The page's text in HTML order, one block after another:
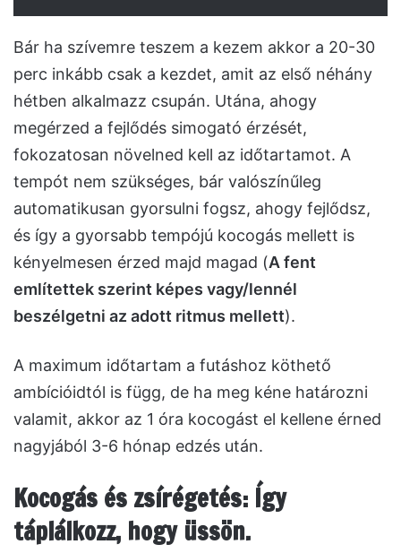
Bár ha szívemre teszem a kezem akkor a 20-30
perc inkább csak a kezdet, amit az első néhány
hétben alkalmazz csupán. Utána, ahogy
megérzed a fejlődés simogató érzését,
fokozatosan növelned kell az időtartamot. A
tempót nem szükséges, bár valószínűleg
automatikusan gyorsulni fogsz, ahogy fejlődsz,
és így a gyorsabb tempójú kocogás mellett is
kényelmesen érzed majd magad (A fent
említettek szerint képes vagy/lennél
beszélgetni az adott ritmus mellett).
A maximum időtartam a futáshoz köthető
ambícióidtól is függ, de ha meg kéne határozni
valamit, akkor az 1 óra kocogást el kellene érned
nagyjából 3-6 hónap edzés után.
Kocogás és zsírégetés: Így
táplálkozz, hogy üssön.